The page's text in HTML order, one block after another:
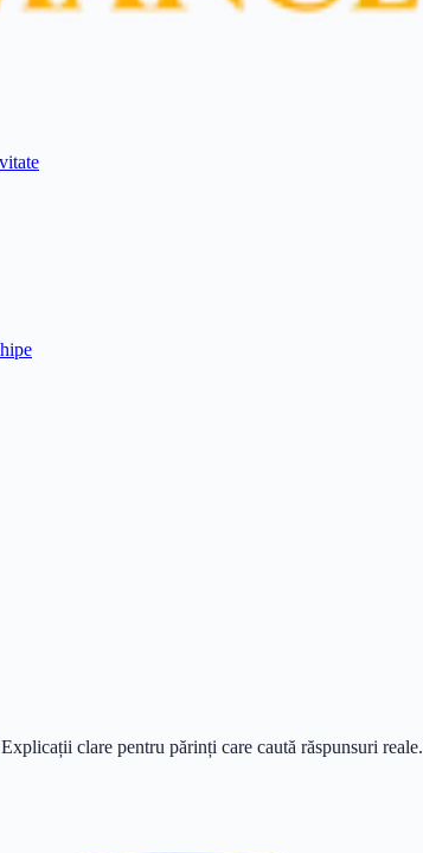
clare pentru părinți care caută răspunsuri reale.